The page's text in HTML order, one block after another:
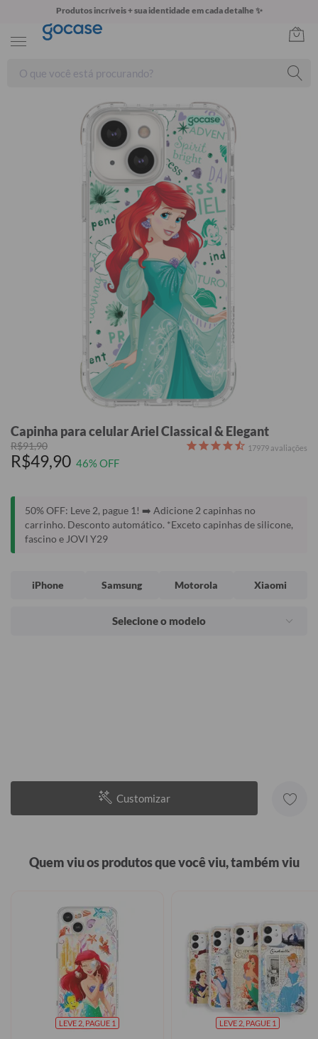
Produtos incríveis + sua identidade em cada detalhe ✨
Capinha para celular Ariel Classical & Elegant
R$91,90
R$49,90 46% OFF
17979 avaliações
50% OFF: Leve 2, pague 1! ➡️ Adicione 2 capinhas no
carrinho. Desconto automático. *Exceto capinhas de silicone,
fascino e JOVI Y29
iPhone Samsung Motorola Xiaomi
Selecione o modelo
Customizar
Quem viu os produtos que você viu, também viu
LEVE 2, PAGUE 1 LEVE 2, PAGUE 1